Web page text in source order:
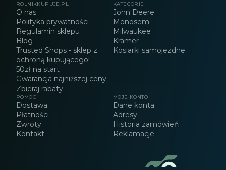
ROLNIKKUPUJE.PL
O nas
Polityka prywatności
Regulamin sklepu
Blog
Trusted Shops - sklep z
ochroną kupującego!
50zł na start
Gwarancja najniższej ceny
Zbieraj rabaty
KATEGORIE
John Deere
Monosem
Milwaukee
Kramer
Kosiarki samojezdne
POMOC
Dostawa
Płatności
Zwroty
Kontakt
MOJE KONTO
Dane konta
Adresy
Historia zamówień
Reklamacje